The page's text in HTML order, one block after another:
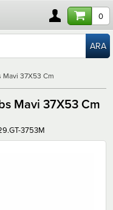
0
37X53 Cm
Mavi 37X53 Cm
3753M